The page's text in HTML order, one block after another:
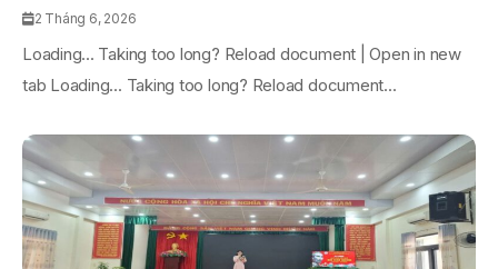
2 Tháng 6, 2026
Loading... Taking too long? Reload document | Open in new
tab Loading... Taking too long? Reload document...